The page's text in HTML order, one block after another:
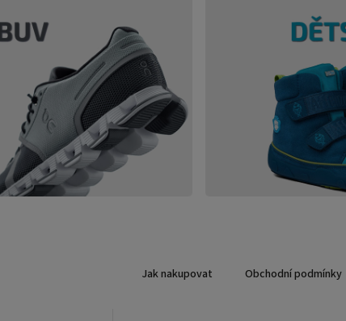
Jak nakupovat Obchodní podmínky